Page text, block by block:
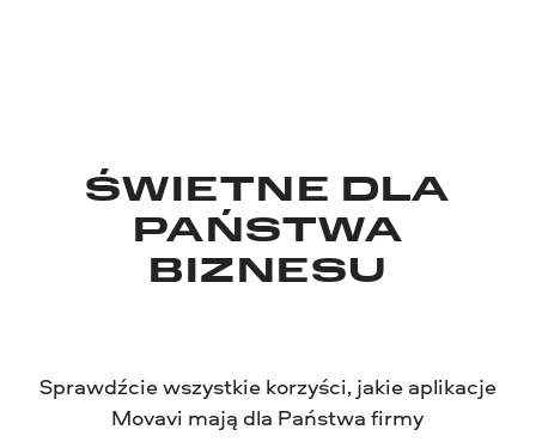
ŚWIETNE DLA
PAŃSTWA
BIZNESU
Sprawdźcie wszystkie korzyści, jakie aplikacje
Movavi mają dla Państwa firmy